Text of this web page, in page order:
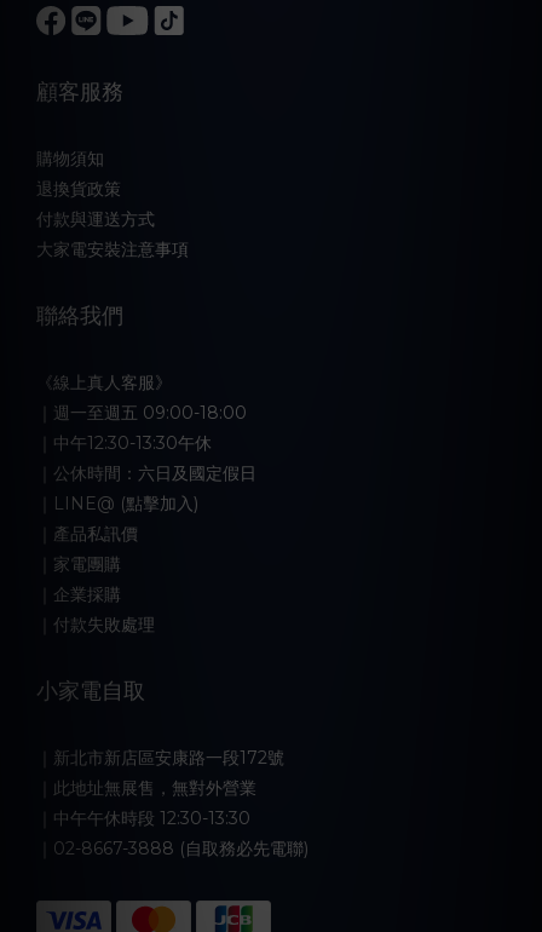
顧客服務
購物須知
退換貨政策
付款與運送方式
大家電安裝注意事項
聯絡我們
《線上真人客服》
｜週一至週五 09:00-18:00
｜中午12:30-13:30午休
｜公休時間：六日及國定假日
｜LINE@ (點擊加入)
｜產品私訊價
｜家電團購
｜企業採購
｜付款失敗處理
小家電自取
｜新北市新店區安康路一段172號
｜此地址無展售，無對外營業
｜中午午休時段 12:30-13:30
｜02-8667-3888 (自取務必先電聯)